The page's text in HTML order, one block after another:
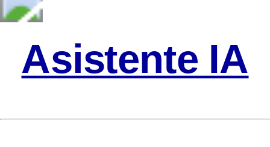
Asistente IA
Despliegues por Rubros